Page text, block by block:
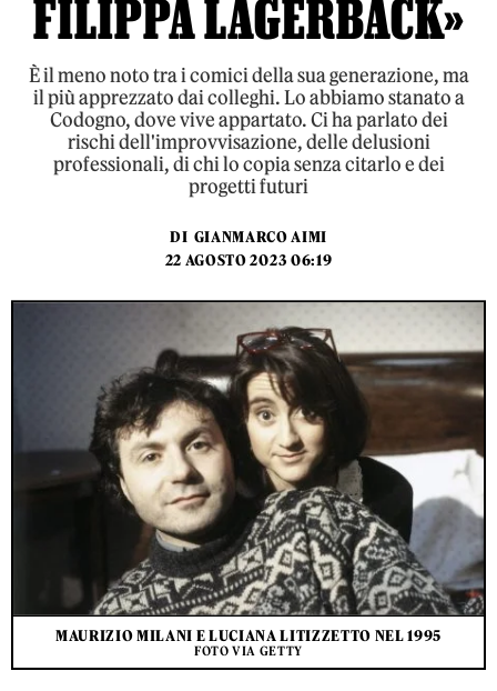
FILIPPA LAGERBÄCK»
È il meno noto tra i comici della sua generazione, ma
il più apprezzato dai colleghi. Lo abbiamo stanato a
Codogno, dove vive appartato. Ci ha parlato dei
rischi dell'improvvisazione, delle delusioni
professionali, di chi lo copia senza citarlo e dei
progetti futuri
DI GIANMARCO AIMI
22 AGOSTO 2023 06:19
MAURIZIO MILANI E LUCIANA LITIZZETTO NEL 1995
FOTO VIA GETTY